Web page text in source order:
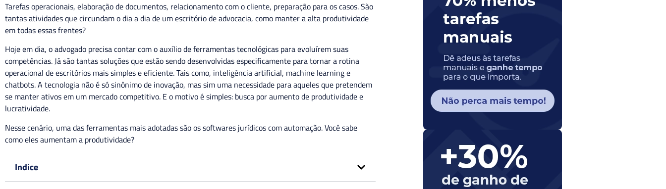
Tarefas operacionais, elaboração de documentos, relacionamento com o cliente, preparação para os casos. São
tantas atividades que circundam o dia a dia de um escritório de advocacia, como manter a alta produtividade
em todas essas frentes?
Hoje em dia, o advogado precisa contar com o auxílio de ferramentas tecnológicas para evoluírem suas
competências. Já são tantas soluções que estão sendo desenvolvidas especificamente para tornar a rotina
operacional de escritórios mais simples e eficiente. Tais como, inteligência artificial, machine learning e
chatbots. A tecnologia não é só sinônimo de inovação, mas sim uma necessidade para aqueles que pretendem
se manter ativos em um mercado competitivo. E o motivo é simples: busca por aumento de produtividade e
lucratividade.
Nesse cenário, uma das ferramentas mais adotadas são os softwares jurídicos com automação. Você sabe
como eles aumentam a produtividade?
Indice